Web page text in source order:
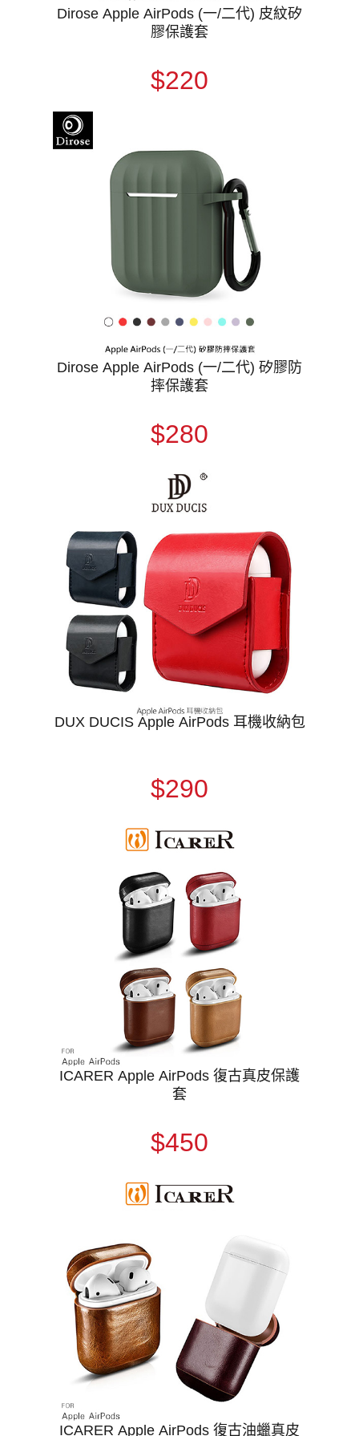
Dirose Apple AirPods (一/二代) 皮紋矽
膠保護套
$220
Dirose Apple AirPods (一/二代) 矽膠防
摔保護套
$280
DUX DUCIS Apple AirPods 耳機收納包
$290
ICARER Apple AirPods 復古真皮保護
套
$450
ICARER Apple AirPods 復古油蠟真皮